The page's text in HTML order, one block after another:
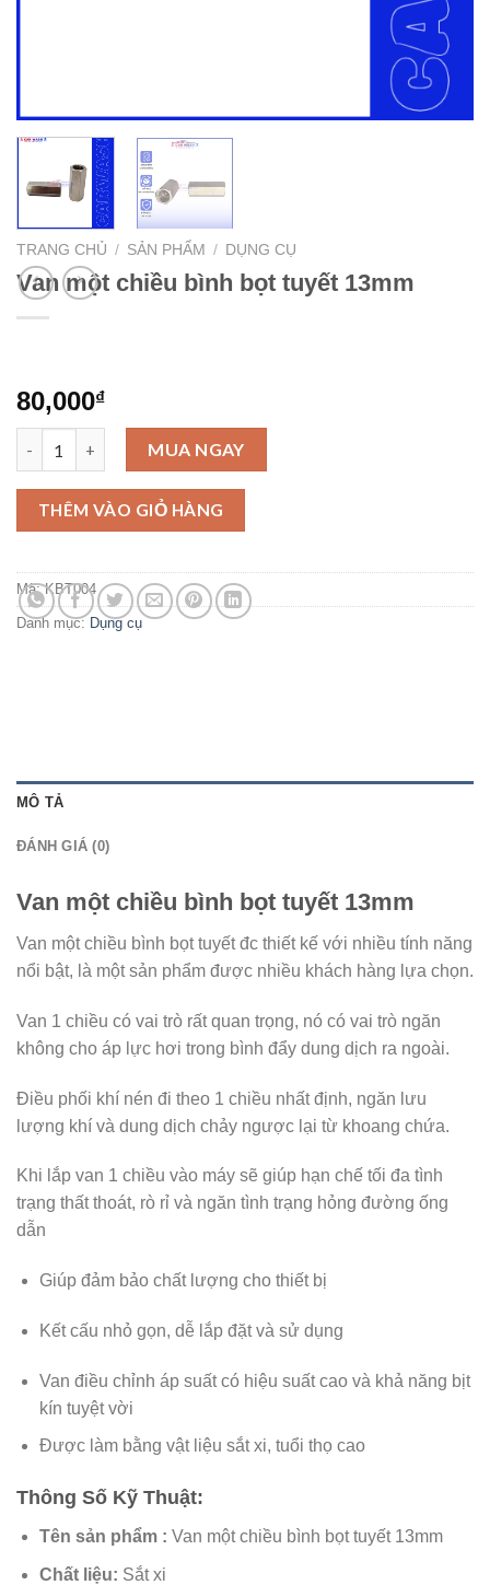
TRANG CHỦ / SẢN PHẨM / DỤNG CỤ
Van một chiều bình bọt tuyết 13mm
80,000₫
MUA NGAY
THÊM VÀO GIỎ HÀNG
Mã:KBT004
Danh mục: Dụng cụ
MÔ TẢ
ĐÁNH GIÁ (0)
Van một chiều bình bọt tuyết 13mm
Van một chiều bình bọt tuyết đc thiết kế với nhiều tính năng
nổi bật, là một sản phẩm được nhiều khách hàng lựa chọn.
Van 1 chiều có vai trò rất quan trọng, nó có vai trò ngăn
không cho áp lực hơi trong bình đẩy dung dịch ra ngoài.
Điều phối khí nén đi theo 1 chiều nhất định, ngăn lưu
lượng khí và dung dịch chảy ngược lại từ khoang chứa.
Khi lắp van 1 chiều vào máy sẽ giúp hạn chế tối đa tình
trạng thất thoát, rò rỉ và ngăn tình trạng hỏng đường ống
dẫn
Giúp đảm bảo chất lượng cho thiết bị
Kết cấu nhỏ gọn, dễ lắp đặt và sử dụng
Van điều chỉnh áp suất có hiệu suất cao và khả năng bịt
kín tuyệt vời
Được làm bằng vật liệu sắt xi, tuổi thọ cao
Thông Số Kỹ Thuật:
Tên sản phẩm : Van một chiều bình bọt tuyết 13mm
Chất liệu: Sắt xi